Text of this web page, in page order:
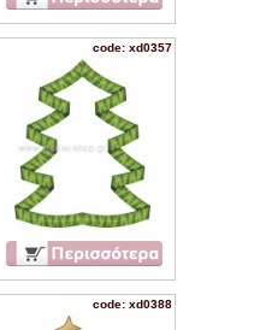
code: xd0357
code: xd0388